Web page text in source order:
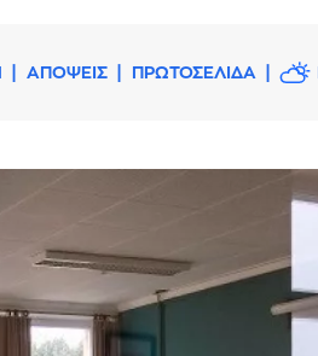
ΑΠΟΨΕΙΣ ΠΡΩΤΟΣΕΛΙΔΑ